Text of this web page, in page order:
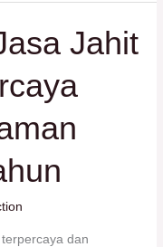
Jahit
dan